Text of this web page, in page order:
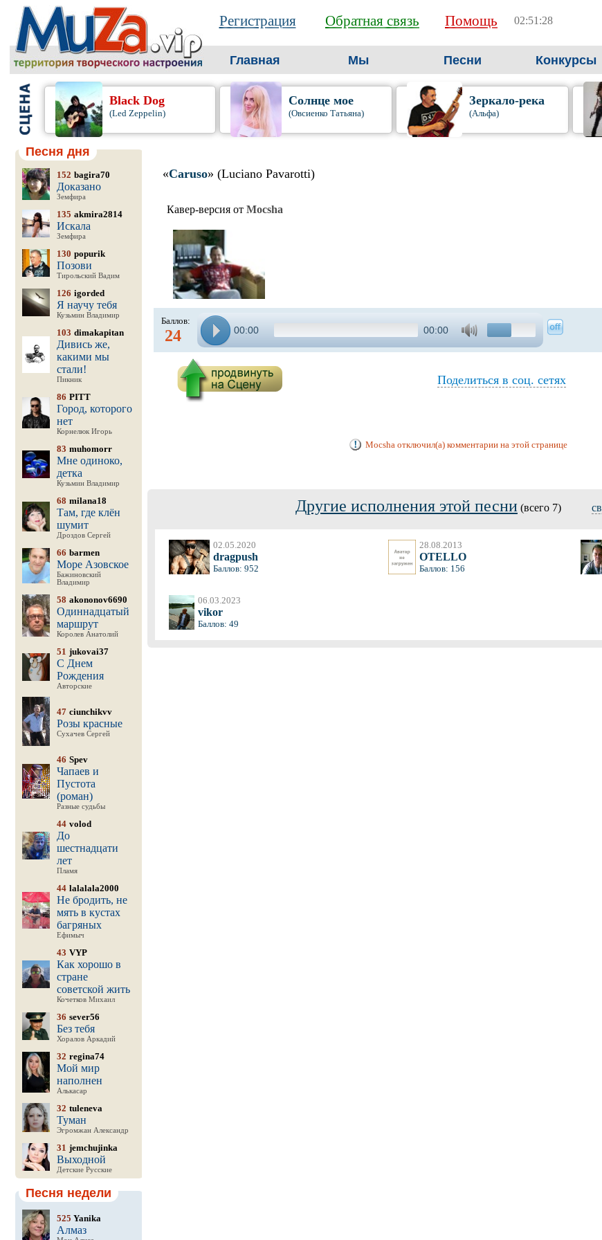
Регистрация Обратная связь Помощь 02:51:29
Главная Мы Песни Конкурсы
Black Dog
(Led Zeppelin)
Солнце мое
(Овсиенко Татьяна)
Зеркало-река
(Альфа)
Песня дня
152 bagira70
Доказано
Земфира
135 akmira2814
Искала
Земфира
130 popurik
Позови
Тирольский Вадим
126 igorded
Я научу тебя
Кузьмин Владимир
103 dimakapitan
Дивись же,
какими мы
стали!
Пикник
86 PITT
Город, которого
нет
Корнелюк Игорь
83 muhomorr
Мне одиноко,
детка
Кузьмин Владимир
68 milana18
Там, где клён
шумит
Дроздов Сергей
66 barmen
Море Азовское
Бажиновский
Владимир
58 akononov6690
Одиннадцатый
маршрут
Королев Анатолий
51 jukovai37
С Днем
Рождения
Авторские
47 ciunchikvv
Розы красные
Сухачев Сергей
46 Spev
Чапаев и
Пустота
(роман)
Разные судьбы
44 volod
До
шестнадцати
лет
Пламя
44 lalalala2000
Не бродить, не
мять в кустах
багряных
Ефимыч
43 VYP
Как хорошо в
стране
советской жить
Кочетков Михаил
36 sever56
Без тебя
Хоралов Аркадий
32 regina74
Мой мир
наполнен
Алькасар
32 tuleneva
Туман
Эгромжан Александр
31 jemchujinka
Выходной
Детские Русские
Песня недели
525 Yanika
Алмаз
«Caruso» (Luciano Pavarotti)
Кавер-версия от Mocsha
Баллов:
24 00:00 00:00
Поделиться в соц. сетях
Mocsha отключил(а) комментарии на этой странице
Другие исполнения этой песни (всего 7)
02.05.2020
dragpush
Баллов: 952
28.08.2013
OTELLO
Баллов: 156
06.03.2023
vikor
Баллов: 49